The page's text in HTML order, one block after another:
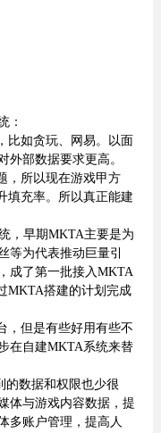
：
比如贪玩、网易。以面
外部数据要求更高。
，所以现在游戏甲方
填充率。所以真正能建
，早期MKTA主要是为
等为代表推动巨量引
成了第一批接入MKTA
MKTA搭建的计划完成
，但是有些好用有些不
在自建MKTA系统来替
的数据和权限也少很
体与游戏内容数据，提
多账户管理，提高人